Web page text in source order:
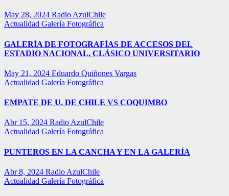
May 28, 2024 Radio AzulChile
Actualidad Galería Fotográfica
GALERÍA DE FOTOGRAFÍAS DE ACCESOS DEL
ESTADIO NACIONAL, CLÁSICO UNIVERSITARIO
May 21, 2024 Eduardo Quiñones Vargas
Actualidad Galería Fotográfica
EMPATE DE U. DE CHILE VS COQUIMBO
Abr 15, 2024 Radio AzulChile
Actualidad Galería Fotográfica
PUNTEROS EN LA CANCHA Y EN LA GALERÍA
Abr 8, 2024 Radio AzulChile
Actualidad Galería Fotográfica